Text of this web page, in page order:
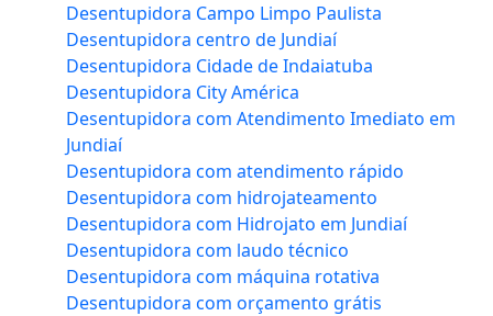
Desentupidora Campo Limpo Paulista
Desentupidora centro de Jundiaí
Desentupidora Cidade de Indaiatuba
Desentupidora City América
Desentupidora com Atendimento Imediato em
Jundiaí
Desentupidora com atendimento rápido
Desentupidora com hidrojateamento
Desentupidora com Hidrojato em Jundiaí
Desentupidora com laudo técnico
Desentupidora com máquina rotativa
Desentupidora com orçamento grátis